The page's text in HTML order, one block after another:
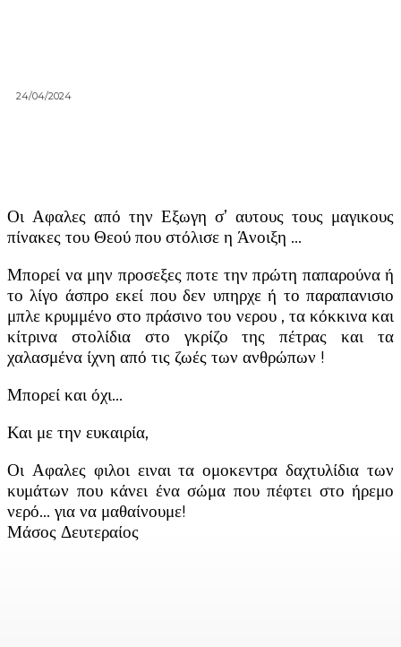
24/04/2024
Οι Αφαλες από την Εξωγη σ’ αυτους τους μαγικους
πίνακες του Θεού που στόλισε η Άνοιξη …
Μπορεί να μην προσεξες ποτε την πρώτη παπαρούνα ή
το λίγο άσπρο εκεί που δεν υπηρχε ή το παραπανισιο
μπλε κρυμμένο στο πράσινο του νερου , τα κόκκινα και
κίτρινα στολίδια στο γκρίζο της πέτρας και τα
χαλασμένα ίχνη από τις ζωές των ανθρώπων !
Μπορεί και όχι…
Και με την ευκαιρία,
Οι Αφαλες φιλοι ειναι τα ομοκεντρα δαχτυλίδια των
κυμάτων που κάνει ένα σώμα που πέφτει στο ήρεμο
νερό… για να μαθαίνουμε!
Μάσος Δευτεραίος